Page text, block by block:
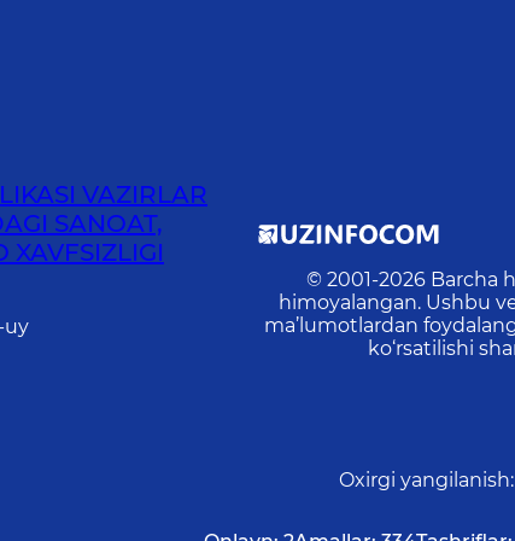
VAZIRLAR
SANOAT,
XAVFSIZLIGI
uy
© 2001-2026 Barcha
himoyalangan. Ushbu
ma’lumotlardan
ko‘rsatilishi
Oxirgi yangilanish: